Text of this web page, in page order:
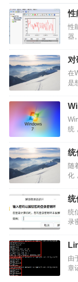
性
性
器
等
进
分
同
对
别
在
是
但
其
问
统
用
秀
过
统
随
化
作
据
统
解
统
录
操
由
章